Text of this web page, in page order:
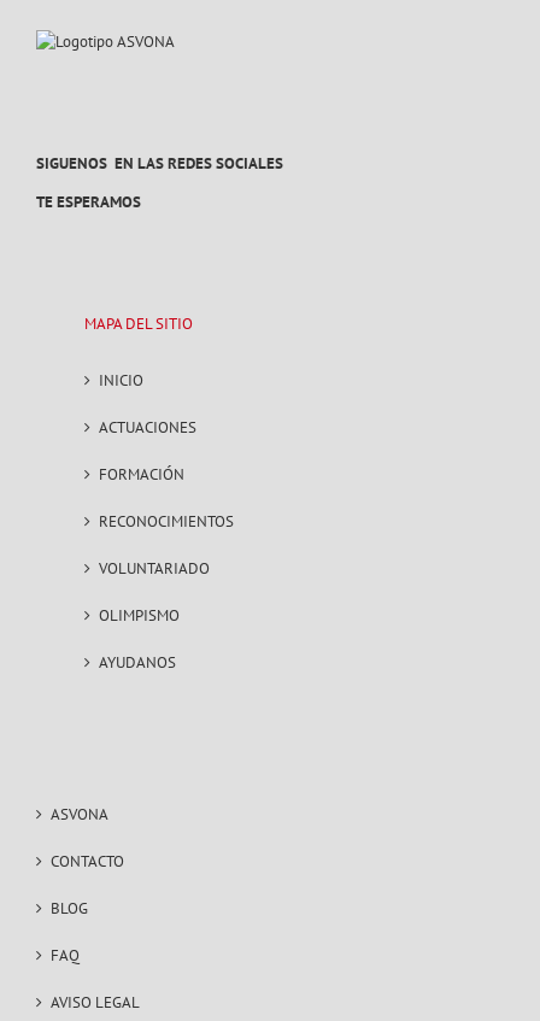
SIGUENOS EN LAS REDES SOCIALES
TE ESPERAMOS
MAPA DEL SITIO
INICIO
ACTUACIONES
FORMACIÓN
RECONOCIMIENTOS
VOLUNTARIADO
OLIMPISMO
AYUDANOS
ASVONA
CONTACTO
BLOG
FAQ
AVISO LEGAL